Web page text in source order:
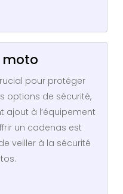
moto
pour protéger
options de sécurité,
ajout à l’équipement
un cadenas est
veiller à la sécurité